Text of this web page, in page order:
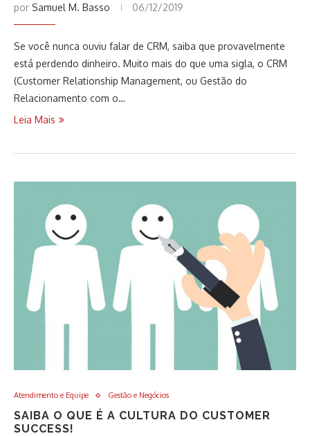
por Samuel M. Basso 06/12/2019
Se você nunca ouviu falar de CRM, saiba que provavelmente
está perdendo dinheiro. Muito mais do que uma sigla, o CRM
(Customer Relationship Management, ou Gestão do
Relacionamento com o…
Leia Mais
Atendimento e Equipe Gestão e Negócios
SAIBA O QUE É A CULTURA DO CUSTOMER
SUCCESS!